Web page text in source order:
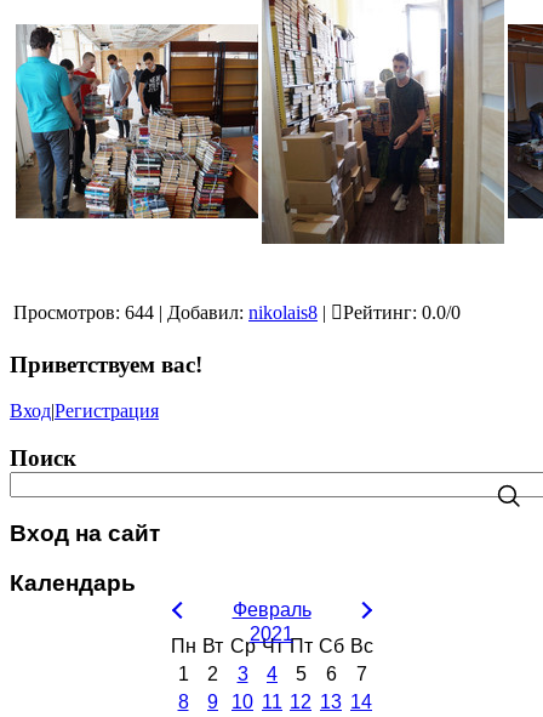
Просмотров: 644 | Добавил: nikolais8 | Рейтинг: 0.0/0
Приветствуем вас!
Вход|Регистрация
Поиск
Вход на сайт
Календарь
Февраль
2021
Пн Вт Ср Чт Пт Сб Вс
1
2 3 4 5 6
7
8
9 10 11 12 13 14